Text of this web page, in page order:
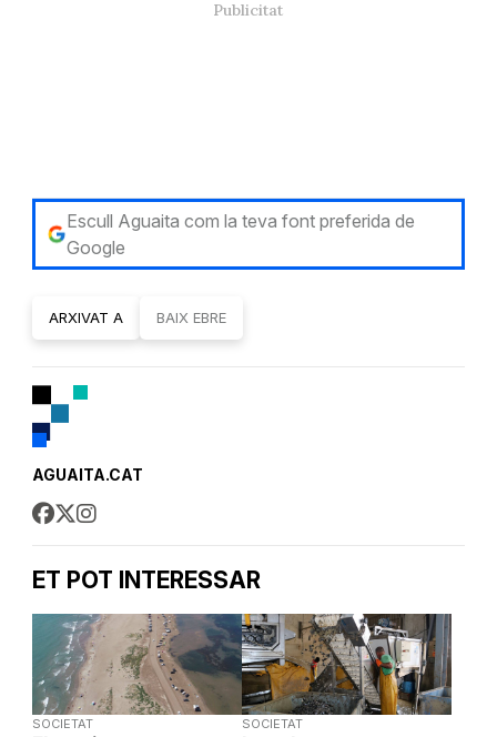
Escull Aguaita com la teva font preferida de
Google
ARXIVAT A BAIX EBRE
AGUAITA.CAT
ET POT INTERESSAR
SOCIETAT SOCIETAT